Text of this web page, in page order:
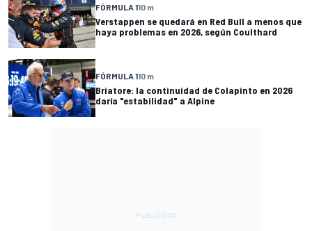
FÓRMULA 110 m
Verstappen se quedará en Red Bull a menos que
haya problemas en 2026, según Coulthard
FÓRMULA 110 m
Briatore: la continuidad de Colapinto en 2026
daría "estabilidad" a Alpine